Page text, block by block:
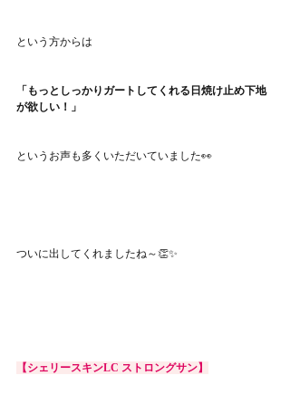
という方からは
「もっとしっかりガートしてくれる日焼け止め下地
が欲しい！」
というお声も多くいただいていました👀
ついに出してくれましたね～👏✨
【シェリースキンLC ストロングサン】